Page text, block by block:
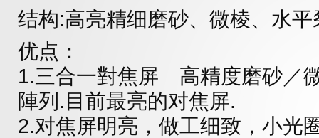
结构:高亮精细磨砂、微棱、水平
优点：
1.三合一對焦屏 高精度磨砂／
陣列.目前最亮的对焦屏.
2.对焦屏明亮，做工细致，小光